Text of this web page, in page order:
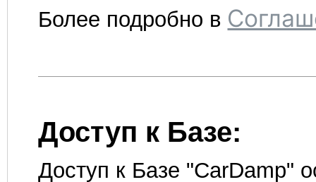
Более подробно в
Доступ к Базе:
Доступ к Базе "CarDamp"